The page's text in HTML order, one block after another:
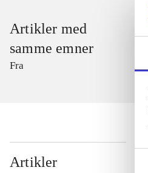
Artikler med
samme emner
Fra
Artikler